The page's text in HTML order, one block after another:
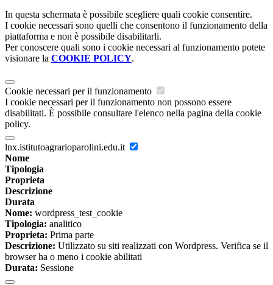
In questa schermata è possibile scegliere quali cookie consentire.
I cookie necessari sono quelli che consentono il funzionamento della
piattaforma e non è possibile disabilitarli.
Per conoscere quali sono i cookie necessari al funzionamento potete
visionare la COOKIE POLICY.
Cookie necessari per il funzionamento
I cookie necessari per il funzionamento non possono essere
disabilitati. È possibile consultare l'elenco nella pagina della cookie
policy.
lnx.istitutoagrarioparolini.edu.it
Nome
Tipologia
Proprieta
Descrizione
Durata
Nome: wordpress_test_cookie
Tipologia: analitico
Proprieta: Prima parte
Descrizione: Utilizzato su siti realizzati con Wordpress. Verifica se il
browser ha o meno i cookie abilitati
Durata: Sessione